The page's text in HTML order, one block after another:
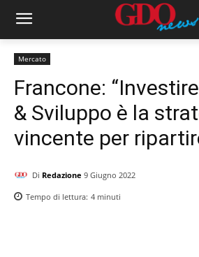
Mercato
Francone:
& Sviluppo è la
vincente per
Di Redazione 9 Giugno 2022
Tempo di lettura: 4 minuti